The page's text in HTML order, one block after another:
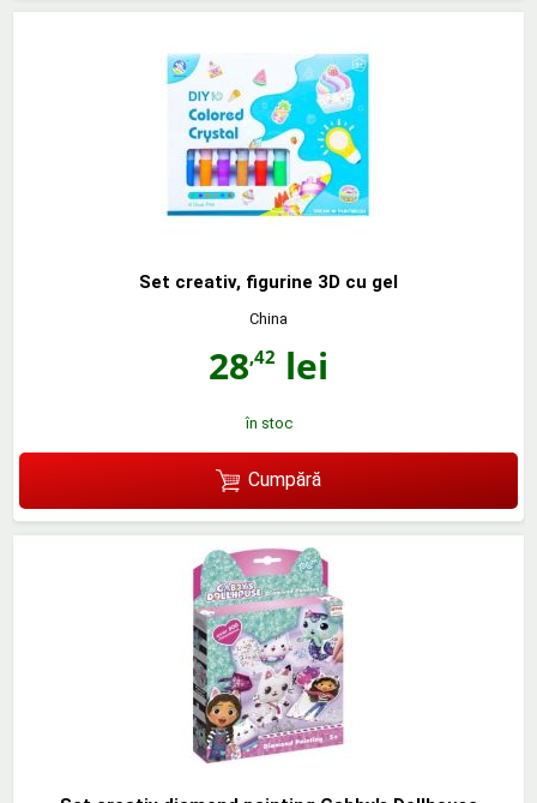
Set creativ, figurine 3D cu gel
China
28,42 lei
în stoc
Cumpără